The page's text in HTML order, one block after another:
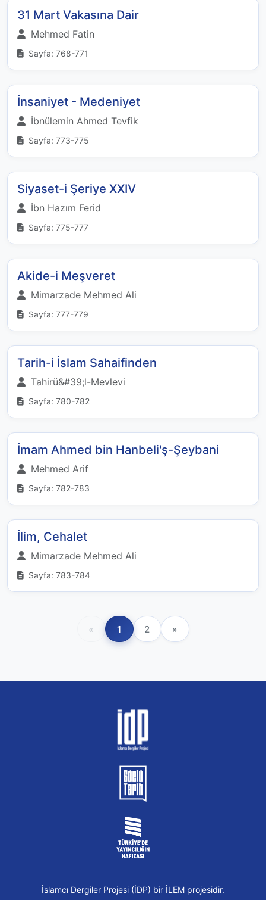
31 Mart Vakasına Dair
Mehmed Fatin
Sayfa: 768-771
İnsaniyet - Medeniyet
İbnülemin Ahmed Tevfik
Sayfa: 773-775
Siyaset-i Şeriye XXIV
İbn Hazım Ferid
Sayfa: 775-777
Akide-i Meşveret
Mimarzade Mehmed Ali
Sayfa: 777-779
Tarih-i İslam Sahaifinden
Tahirü&#39;l-Mevlevi
Sayfa: 780-782
İmam Ahmed bin Hanbeli'ş-Şeybani
Mehmed Arif
Sayfa: 782-783
İlim, Cehalet
Mimarzade Mehmed Ali
Sayfa: 783-784
« 1 2 »
İslamcı Dergiler Projesi (İDP) bir İLEM projesidir.